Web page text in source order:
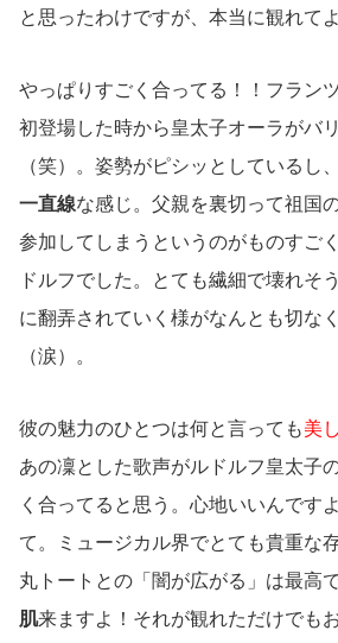
と思ったわけですが、本当に観れて
やっぱりすごく合ってる！！フラン
初登場した時から皇太子オーラがバ
（笑）。姿勢がピシッとしているし、
一直線な感じ。父親を裏切って祖国
参加してしまうというのがものすご
ドルフでした。とても繊細で壊れそ
に翻弄されていく様がなんとも切な
（涙）。
彼の魅力のひとつは何と言っても美
あの凜とした歌声がルドルフ皇太子
く合ってると思う。心地いいんです
て。ミュージカル界でとても貴重な
丸トートとの「闇が広がる」は最高
肌来ますよ！それが観れただけでも